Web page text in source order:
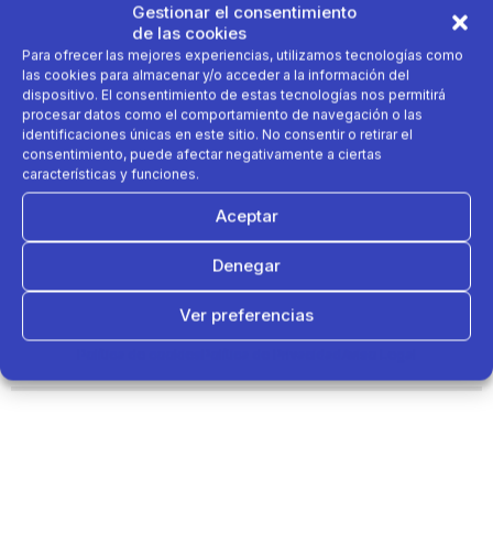
Gestionar el consentimiento
de las cookies
Para ofrecer las mejores experiencias, utilizamos tecnologías como
las cookies para almacenar y/o acceder a la información del
dispositivo. El consentimiento de estas tecnologías nos permitirá
procesar datos como el comportamiento de navegación o las
identificaciones únicas en este sitio. No consentir o retirar el
consentimiento, puede afectar negativamente a ciertas
características y funciones.
Aceptar
Denegar
Ver preferencias
La cadena especializada en el mundo del deporte,
Decathlon acaba de incorporar más de 200
taquillas inteligentes.